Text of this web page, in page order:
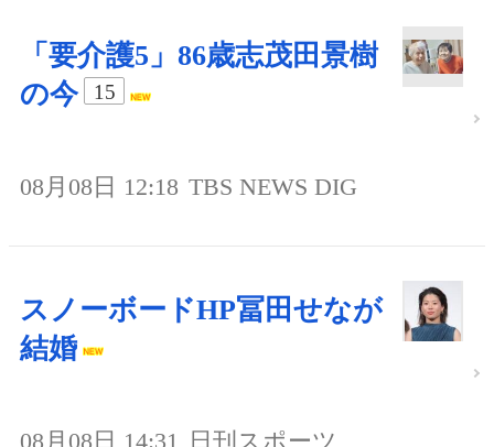
「要介護5」86歳志茂田景樹
の今
15
08月08日 12:18 TBS NEWS DIG
スノーボードHP冨田せなが
結婚
08月08日 14:31 日刊スポーツ